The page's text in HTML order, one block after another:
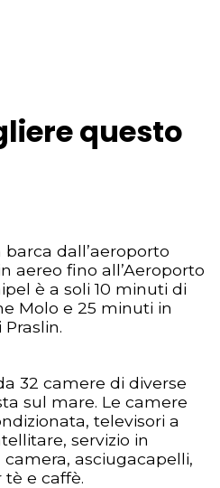
questo
barca dall’aeroporto
aereo fino all’Aeroporto
è a soli 10 minuti di
Molo e 25 minuti in
32 camere di diverse
sul mare. Le camere
televisori a
servizio in
asciugacapelli,
e caffè.